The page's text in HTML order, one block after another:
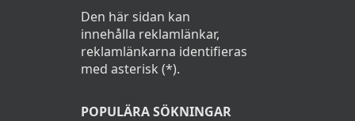
Den här sidan kan
innehålla reklamlänkar,
reklamlänkarna identifieras
med asterisk (*).
POPULÄRA SÖKNINGAR